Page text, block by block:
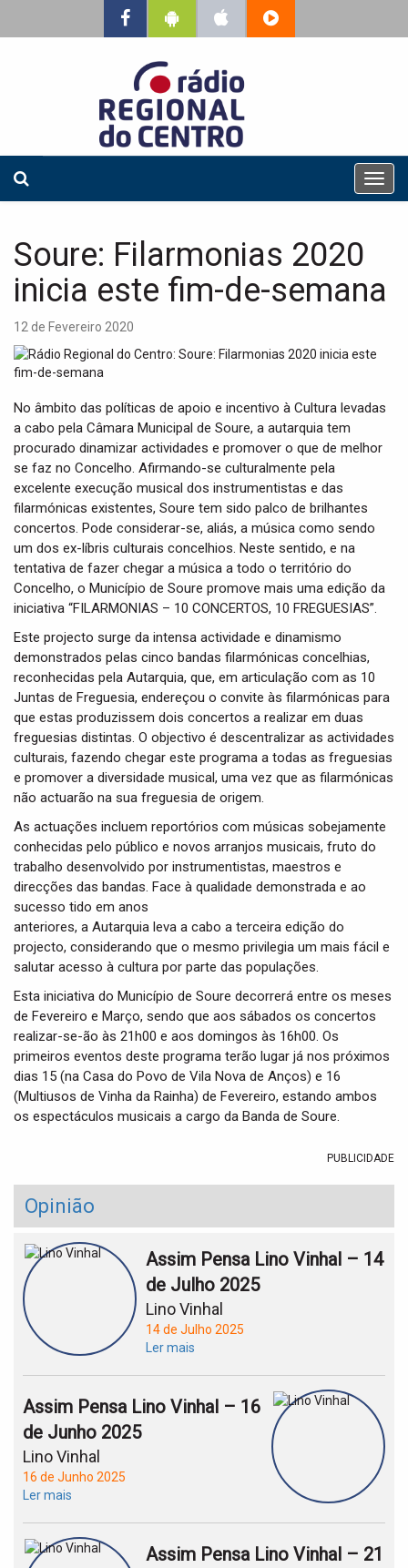
T
o
n
i
t
o
Soure: Filarmonias 2020
inicia este fim-de-semana
12 de Fevereiro 2020
No âmbito das políticas de apoio e incentivo à Cultura levadas
a cabo pela Câmara Municipal de Soure, a autarquia tem
procurado dinamizar actividades e promover o que de melhor
se faz no Concelho. Afirmando-se culturalmente pela
excelente execução musical dos instrumentistas e das
filarmónicas existentes, Soure tem sido palco de brilhantes
concertos. Pode considerar-se, aliás, a música como sendo
um dos ex-líbris culturais concelhios. Neste sentido, e na
tentativa de fazer chegar a música a todo o território do
Concelho, o Município de Soure promove mais uma edição da
iniciativa “FILARMONIAS – 10 CONCERTOS, 10 FREGUESIAS”.
Este projecto surge da intensa actividade e dinamismo
demonstrados pelas cinco bandas filarmónicas concelhias,
reconhecidas pela Autarquia, que, em articulação com as 10
Juntas de Freguesia, endereçou o convite às filarmónicas para
que estas produzissem dois concertos a realizar em duas
freguesias distintas. O objectivo é descentralizar as actividades
culturais, fazendo chegar este programa a todas as freguesias
e promover a diversidade musical, uma vez que as filarmónicas
não actuarão na sua freguesia de origem.
As actuações incluem reportórios com músicas sobejamente
conhecidas pelo público e novos arranjos musicais, fruto do
trabalho desenvolvido por instrumentistas, maestros e
direcções das bandas. Face à qualidade demonstrada e ao
sucesso tido em anos
anteriores, a Autarquia leva a cabo a terceira edição do
projecto, considerando que o mesmo privilegia um mais fácil e
salutar acesso à cultura por parte das populações.
Esta iniciativa do Município de Soure decorrerá entre os meses
de Fevereiro e Março, sendo que aos sábados os concertos
realizar-se-ão às 21h00 e aos domingos às 16h00. Os
primeiros eventos deste programa terão lugar já nos próximos
dias 15 (na Casa do Povo de Vila Nova de Anços) e 16
(Multiusos de Vinha da Rainha) de Fevereiro, estando ambos
os espectáculos musicais a cargo da Banda de Soure.
PUBLICIDADE
Opinião
Assim Pensa Lino Vinhal – 14
de Julho 2025
Lino Vinhal
14 de Julho 2025
Ler mais
Assim Pensa Lino Vinhal – 16
de Junho 2025
Lino Vinhal
16 de Junho 2025
Ler mais
Assim Pensa Lino Vinhal – 21